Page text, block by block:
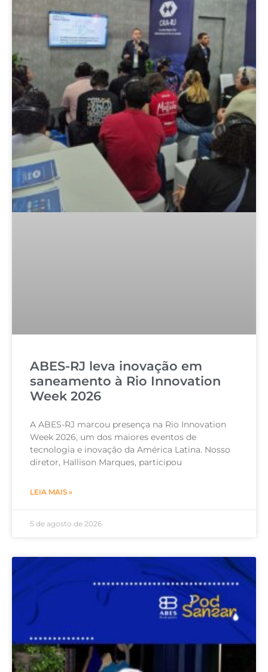
ABES-RJ leva inovação em
saneamento à Rio Innovation
Week 2026
A ABES-RJ marcou presença na Rio Innovation
Week 2026, um dos maiores eventos de
tecnologia e inovação da América Latina. Nosso
diretor, Hallison Marques, participou
LEIA MAIS »
5 de agosto de 2026